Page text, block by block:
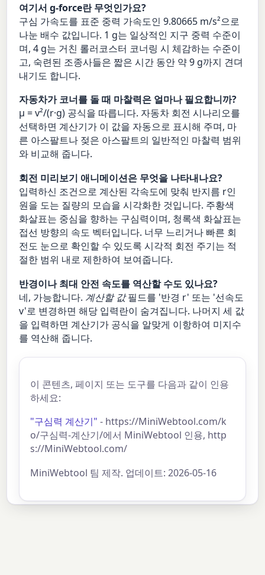
여기서 g-force란 무엇인가요?
구심 가속도를 표준 중력 가속도인 9.80665 m/s²으로
나눈 배수 값입니다. 1 g는 일상적인 지구 중력 수준이
며, 4 g는 거친 롤러코스터 코너링 시 체감하는 수준이
고, 숙련된 조종사들은 짧은 시간 동안 약 9 g까지 견뎌
내기도 합니다.
자동차가 코너를 돌 때 마찰력은 얼마나 필요합니까?
μ = v²/(r·g) 공식을 따릅니다. 자동차 회전 시나리오를
선택하면 계산기가 이 값을 자동으로 표시해 주며, 마
른 아스팔트나 젖은 아스팔트의 일반적인 마찰력 범위
와 비교해 줍니다.
회전 미리보기 애니메이션은 무엇을 나타내나요?
입력하신 조건으로 계산된 각속도에 맞춰 반지름 r인
원을 도는 질량의 모습을 시각화한 것입니다. 주황색
화살표는 중심을 향하는 구심력이며, 청록색 화살표는
접선 방향의 속도 벡터입니다. 너무 느리거나 빠른 회
전도 눈으로 확인할 수 있도록 시각적 회전 주기는 적
절한 범위 내로 제한하여 보여줍니다.
반경이나 최대 안전 속도를 역산할 수도 있나요?
네, 가능합니다. 계산할 값필드를 '반경 r' 또는 '선속도
v'로 변경하면 해당 입력란이 숨겨집니다. 나머지 세 값
을 입력하면 계산기가 공식을 알맞게 이항하여 미지수
를 역산해 줍니다.
이 콘텐츠, 페이지 또는 도구를 다음과 같이 인용
하세요:
"구심력 계산기" - https://MiniWebtool.com/k
o/구심력-계산기/에서 MiniWebtool 인용, http
s://MiniWebtool.com/
MiniWebtool 팀 제작. 업데이트: 2026-05-16